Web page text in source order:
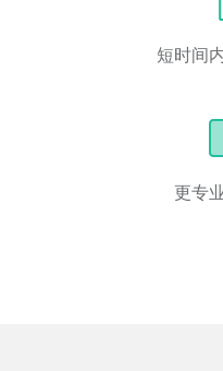
短时间
更专